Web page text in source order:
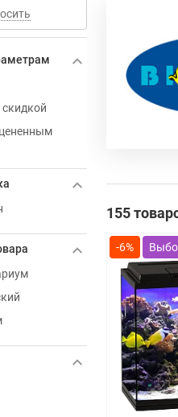
155
-6%